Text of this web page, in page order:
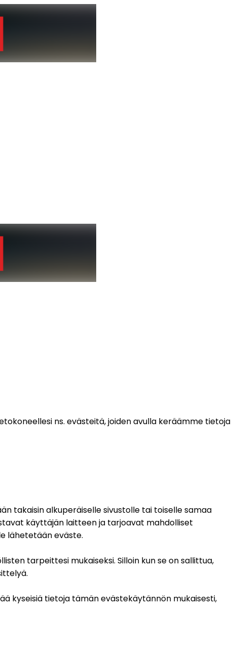
ns. evästeitä, joiden avulla keräämme tietoja
takaisin alkuperäiselle sivustolle tai toiselle samaa
käyttäjän laitteen ja tarjoavat mahdolliset
lähetetään eväste.
tarpeittesi mukaiseksi. Silloin kun se on sallittua,
kyseisiä tietoja tämän evästekäytännön mukaisesti,